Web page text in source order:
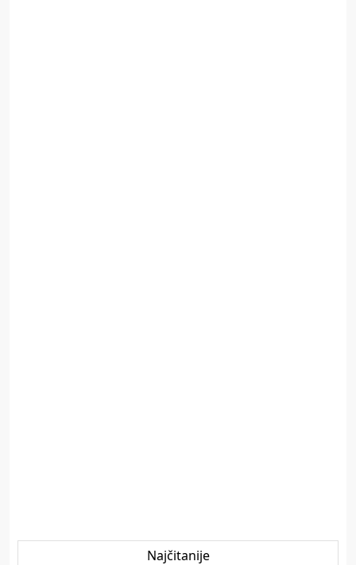
Najčitanije